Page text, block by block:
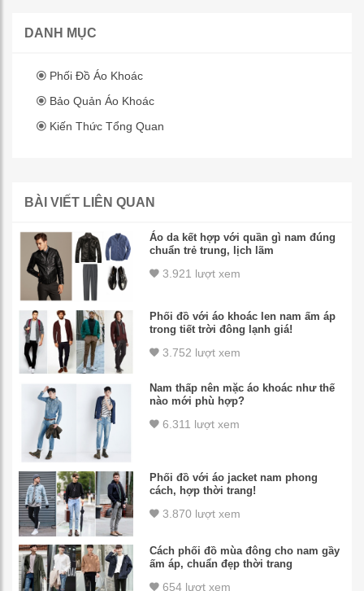
DANH MỤC
Phối Đồ Áo Khoác
Bảo Quản Áo Khoác
Kiến Thức Tổng Quan
BÀI VIẾT LIÊN QUAN
Áo da kết hợp với quần gì nam đúng
chuẩn trẻ trung, lịch lãm
3.921 lượt xem
Phối đồ với áo khoác len nam ấm áp
trong tiết trời đông lạnh giá!
3.752 lượt xem
Nam thấp nên mặc áo khoác như thế
nào mới phù hợp?
6.311 lượt xem
Phối đồ với áo jacket nam phong
cách, hợp thời trang!
3.870 lượt xem
Cách phối đồ mùa đông cho nam gầy
ấm áp, chuẩn đẹp thời trang
654 lượt xem